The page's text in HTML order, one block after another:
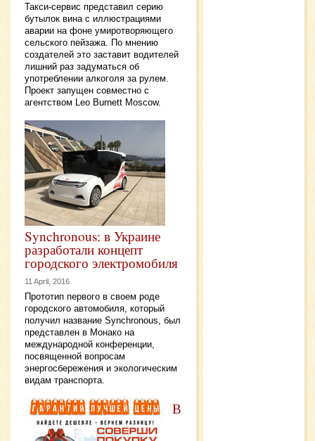
Такси-сервис представил серию
бутылок вина с иллюстрациями
аварии на фоне умиротворяющего
сельского пейзажа. По мнению
создателей это заставит водителей
лишний раз задуматься об
употреблении алкоголя за рулем.
Проект запущен совместно с
агентством Leo Burnett Moscow.
Synchronous: в Украине
разработали концепт
городского электромобиля
11 April, 2016
Прототип первого в своем роде
городского автомобиля, который
получил название Synchronous, был
представлен в Монако на
международной конференции,
посвященной вопросам
энергосбережения и экологическим
видам транспорта.
В